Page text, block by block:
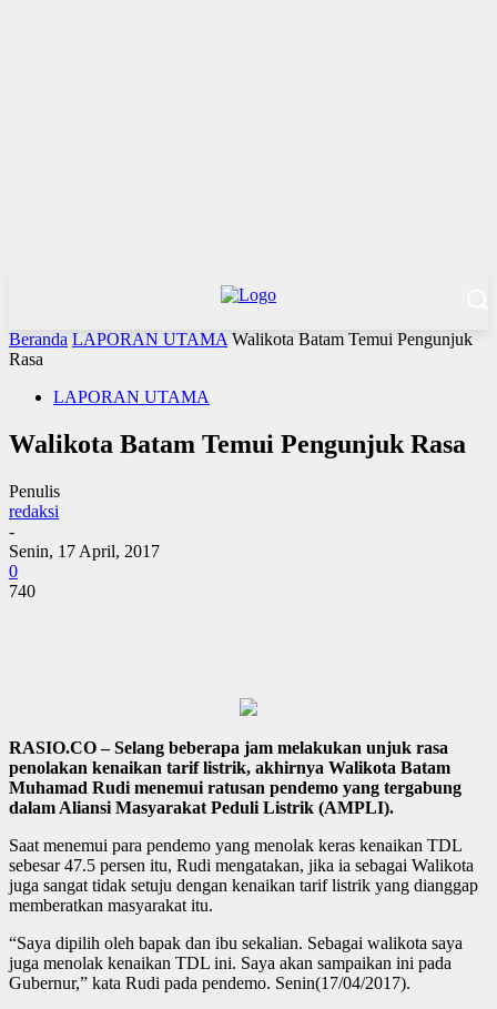
Beranda LAPORAN UTAMA Walikota Batam Temui Pengunjuk
Rasa
LAPORAN UTAMA
Walikota Batam Temui Pengunjuk Rasa
Penulis
redaksi
-
Senin, 17 April, 2017
0
740
RASIO.CO – Selang beberapa jam melakukan unjuk rasa
penolakan kenaikan tarif listrik, akhirnya Walikota Batam
Muhamad Rudi menemui ratusan pendemo yang tergabung
dalam Aliansi Masyarakat Peduli Listrik (AMPLI).
Saat menemui para pendemo yang menolak keras kenaikan TDL
sebesar 47.5 persen itu, Rudi mengatakan, jika ia sebagai Walikota
juga sangat tidak setuju dengan kenaikan tarif listrik yang dianggap
memberatkan masyarakat itu.
“Saya dipilih oleh bapak dan ibu sekalian. Sebagai walikota saya
juga menolak kenaikan TDL ini. Saya akan sampaikan ini pada
Gubernur,” kata Rudi pada pendemo. Senin(17/04/2017).